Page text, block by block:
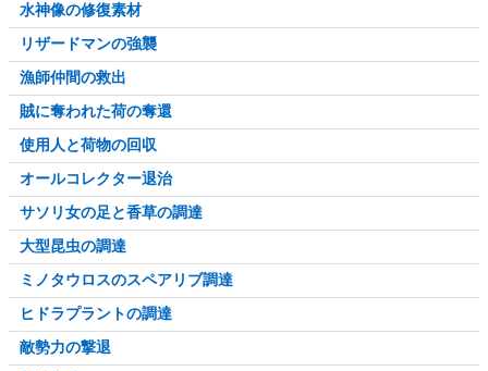
水神像の修復素材
リザードマンの強襲
漁師仲間の救出
賊に奪われた荷の奪還
使用人と荷物の回収
オールコレクター退治
サソリ女の足と香草の調達
大型昆虫の調達
ミノタウロスのスペアリブ調達
ヒドラプラントの調達
敵勢力の撃退